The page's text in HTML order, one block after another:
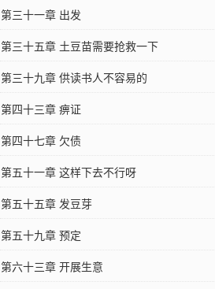
第三十一章 出发
第三十五章 土豆苗需要抢救一下
第三十九章 供读书人不容易的
第四十三章 痹证
第四十七章 欠债
第五十一章 这样下去不行呀
第五十五章 发豆芽
第五十九章 预定
第六十三章 开展生意